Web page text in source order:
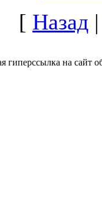
[ Назад
на сайт